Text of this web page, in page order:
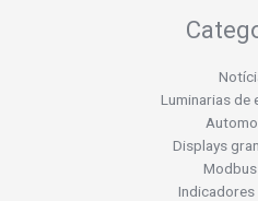
Luminarias de
Displays
Modbus
Indicadores